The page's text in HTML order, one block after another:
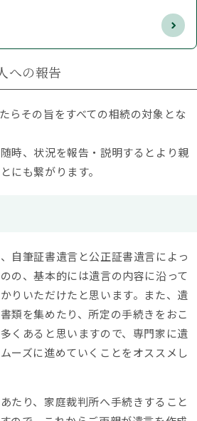
への報告
らその旨をすべての相続の対象とな
時、状況を報告・説明するとより親
にも繋がります。
自筆証書遺言と公正証書遺言によっ
の、基本的には遺言の内容に沿って
りいただけたと思います。また、遺
類を集めたり、所定の手続きをおこ
くあると思いますので、専門家に遺
ーズに進めていくことをオススメし
たり、家庭裁判所へ手続きすること